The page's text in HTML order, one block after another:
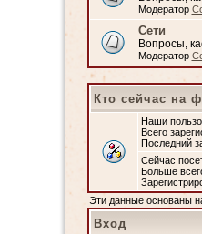
Модератор
Сети
Вопросы,
Модератор
Кто сейчас на
Наши
Всего
Последний
Сейчас
Больше
Эти данные основаны
Вход